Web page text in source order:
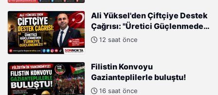
Ali Yüksel'den Çiftçiye Destek
Çağrısı: "Üretici Güçlenmeden
Türkiye Güçlenemez!"
12 saat önce
Filistin Konvoyu
Gazianteplilerle buluştu!
16 saat önce